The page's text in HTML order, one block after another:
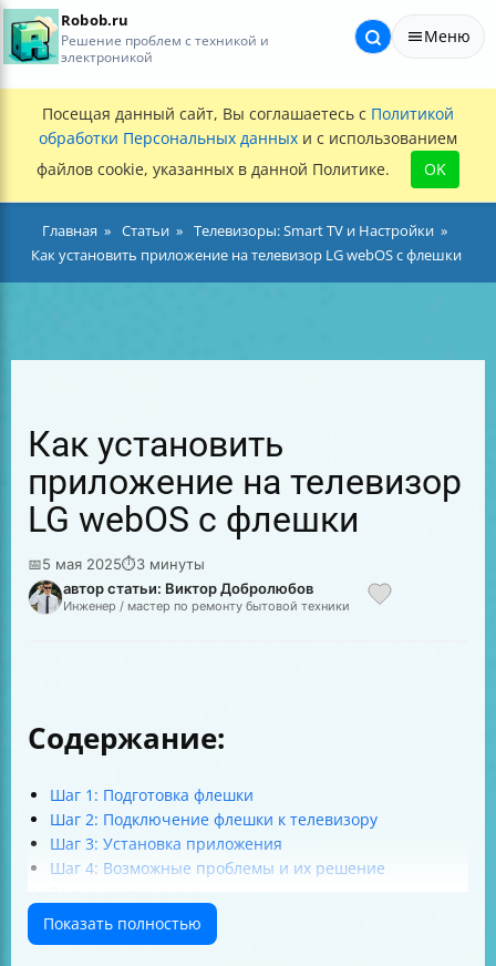
Robob.ru
Решение проблем с техникой и
электроникой
Меню
Посещая данный сайт, Вы соглашаетесь с Политикой
обработки Персональных данных и с использованием
файлов cookie, указанных в данной Политике.
OK
Главная Статьи
Телевизоры: Smart TV и Настройки
Как установить приложение на телевизор LG webOS с флешки
Как установить
приложение на телевизор
LG webOS с флешки
📅5 мая 2025⏱3 минуты
автор статьи: Виктор Добролюбов
Инженер / мастер по ремонту бытовой техники
Содержание:
Шаг 1: Подготовка флешки
Шаг 2: Подключение флешки к телевизору
Шаг 3: Установка приложения
Шаг 4: Возможные проблемы и их решение
Список источников
Показать полностью